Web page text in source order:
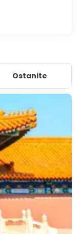
Ostanite